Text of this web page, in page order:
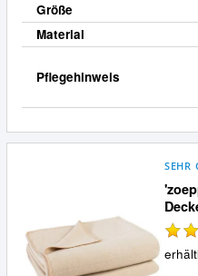
Größe
Material
Pflegehinweis
SEHR